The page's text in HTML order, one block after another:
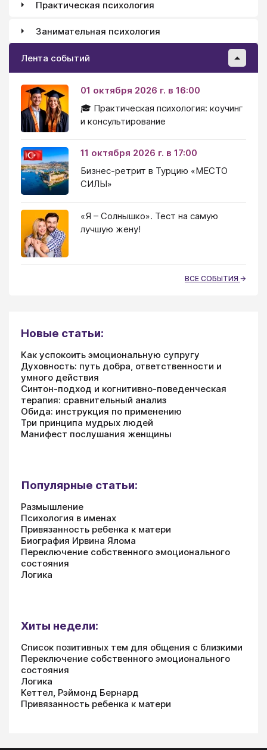
Практическая психология
Занимательная психология
Лента событий
01 октября 2026 г. в 16:00
🎓 Практическая психология: коучинг
и консультирование
11 октября 2026 г. в 17:00
Бизнес-ретрит в Турцию «МЕСТО
СИЛЫ»
«Я – Солнышко». Тест на самую
лучшую жену!
ВСЕ СОБЫТИЯ
Новые статьи:
Как успокоить эмоциональную супругу
Духовность: путь добра, ответственности и
умного действия
Синтон-подход и когнитивно-поведенческая
терапия: сравнительный анализ
Обида: инструкция по применению
Три принципа мудрых людей
Манифест послушания женщины
Популярные статьи:
Размышление
Психология в именах
Привязанность ребенка к матери
Биография Ирвина Ялома
Переключение собственного эмоционального
состояния
Логика
Хиты недели:
Список позитивных тем для общения с близкими
Переключение собственного эмоционального
состояния
Логика
Кеттел, Рэймонд Бернард
Привязанность ребенка к матери